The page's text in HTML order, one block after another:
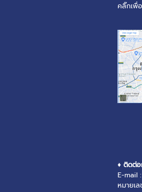
คลิ๊กเพื่
♦ ติดต่อ
E-mail
หมายเ